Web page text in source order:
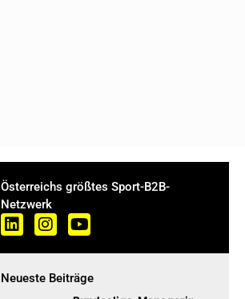
Österreichs größtes Sport-B2B-
Netzwerk
Neueste Beiträge